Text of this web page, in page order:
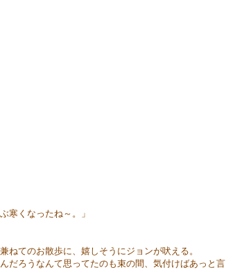
寒くなったね～。」
ねてのお散歩に、嬉しそうにジョンが吠える。
だろうなんて思ってたのも束の間、気付けばあっと言